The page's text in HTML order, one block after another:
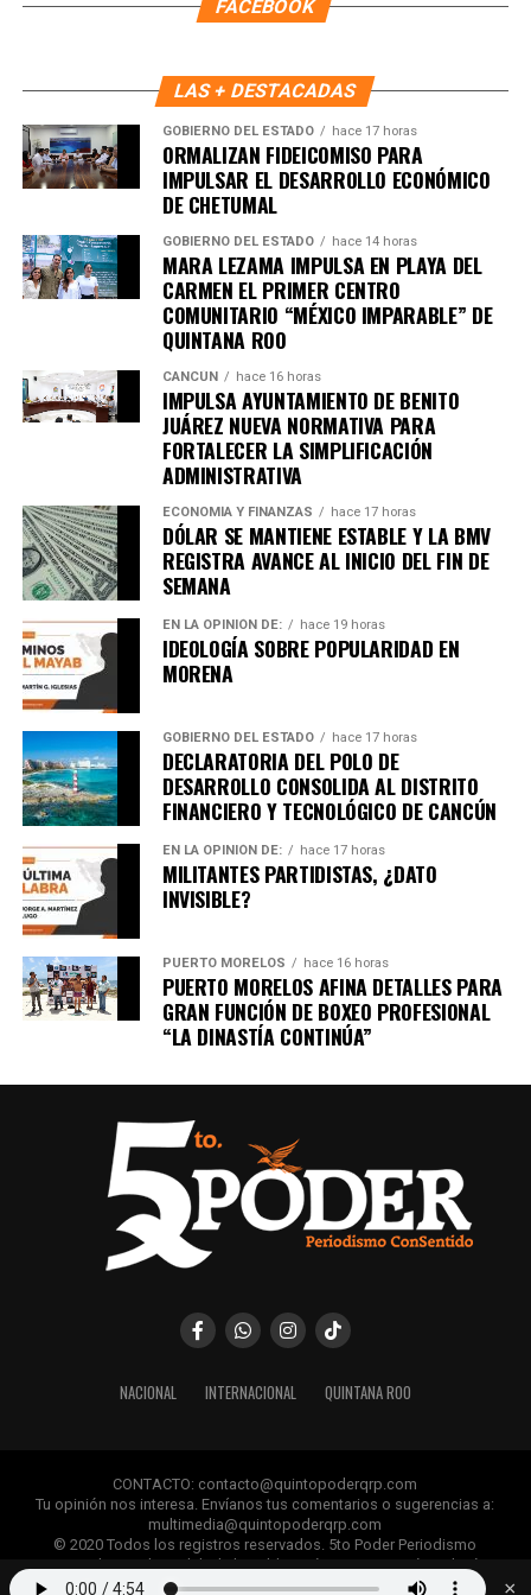
Recibe las noticias al instante
Únete al canal oficial de WhatsApp de
Quinto Podery recibe las noticias más
importantes de Quintana Roo directamente
en tu teléfono.
Unirme al canal de WhatsApp
FACEBOOK
LAS + DESTACADAS
GOBIERNO DEL ESTADO hace 17 horas
ORMALIZAN FIDEICOMISO PARA
IMPULSAR EL DESARROLLO ECONÓMICO
DE CHETUMAL
GOBIERNO DEL ESTADO hace 14 horas
MARA LEZAMA IMPULSA EN PLAYA DEL
CARMEN EL PRIMER CENTRO
COMUNITARIO “MÉXICO IMPARABLE” DE
QUINTANA ROO
CANCÚN hace 16 horas
IMPULSA AYUNTAMIENTO DE BENITO
JUÁREZ NUEVA NORMATIVA PARA
FORTALECER LA SIMPLIFICACIÓN
ADMINISTRATIVA
ECONOMÍA Y FINANZAS hace 17 horas
DÓLAR SE MANTIENE ESTABLE Y LA BMV
REGISTRA AVANCE AL INICIO DEL FIN DE
SEMANA
EN LA OPINIÓN DE: hace 19 horas
IDEOLOGÍA SOBRE POPULARIDAD EN
MORENA
GOBIERNO DEL ESTADO hace 17 horas
DECLARATORIA DEL POLO DE
DESARROLLO CONSOLIDA AL DISTRITO
FINANCIERO Y TECNOLÓGICO DE CANCÚN
EN LA OPINIÓN DE: hace 17 horas
MILITANTES PARTIDISTAS, ¿DATO
INVISIBLE?
PUERTO MORELOS hace 16 horas
PUERTO MORELOS AFINA DETALLES PARA
GRAN FUNCIÓN DE BOXEO PROFESIONAL
“LA DINASTÍA CONTINÚA”
NACIONAL INTERNACIONAL QUINTANA ROO
CONTACTO: contacto@quintopoderqrp.com
Tu opinión nos interesa. Envíanos tus comentarios o sugerencias a:
multimedia@quintopoderqrp.com
© 2020 Todos los registros reservados. 5to Poder Periodismo
ConSentido Queda prohibida la publicación, retransmisión, edición y
cualquier uso de los contenidos sin permiso previo.
×